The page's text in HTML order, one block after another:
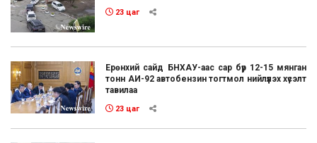
23 цаг
Ерөнхий сайд БНХАУ-аас сар бүр 12-15 мянган
тонн АИ-92 автобензин тогтмол нийлүүлэх хүсэлт
тавилаа
23 цаг